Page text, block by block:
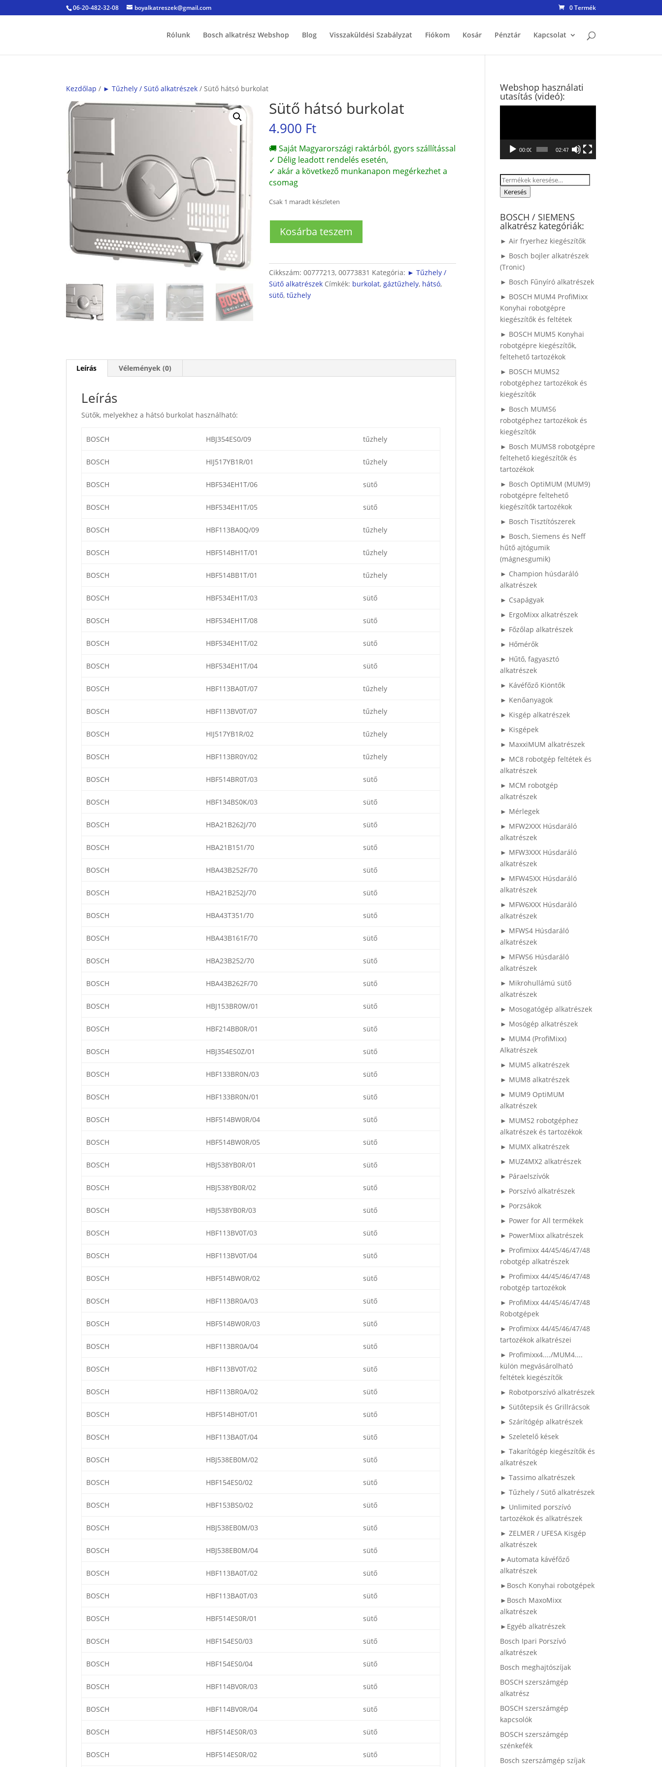
06-20-482-32-08 boyalkatreszek@gmail.com 0 Termék
Rólunk Bosch alkatrész Webshop Blog Visszaküldési Szabályzat Fiókom Kosár Pénztár Kapcsolat
Kezdőlap / ► Tűzhely / Sütő alkatrészek / Sütő hátsó burkolat
Sütő hátsó burkolat
4.900 Ft
🚚 Saját Magyarországi raktárból, gyors szállítással
✓ Délig leadott rendelés esetén,
✓ akár a következő munkanapon megérkezhet a
csomag
Csak 1 maradt készleten
hátsóKosárba teszem
Cikkszám:00777213, 00773831 Kategória: ► Tűzhely /
Sütő alkatrészek Címkék: burkolat,gáztűzhely, hátsó,
sütő,tűzhely
Leírás Vélemények (0)
Leírás
Sütők, melyekhez a hátsó burkolat használható:
BOSCH HBJ354ES0/09 tűzhely
BOSCH HIJ517YB1R/01 tűzhely
BOSCH HBF534EH1T/06 sütő
BOSCH HBF534EH1T/05 sütő
BOSCH HBF113BA0Q/09 tűzhely
BOSCH HBF514BH1T/01 tűzhely
BOSCH HBF514BB1T/01 tűzhely
BOSCH HBF534EH1T/03 sütő
BOSCH HBF534EH1T/08 sütő
BOSCH HBF534EH1T/02 sütő
BOSCH HBF534EH1T/04 sütő
BOSCH HBF113BA0T/07 tűzhely
BOSCH HBF113BV0T/07 tűzhely
BOSCH HIJ517YB1R/02 tűzhely
BOSCH HBF113BR0Y/02 tűzhely
BOSCH HBF514BR0T/03 sütő
BOSCH HBF134BS0K/03 sütő
BOSCH HBA21B262J/70 sütő
BOSCH HBA21B151/70 sütő
BOSCH HBA43B252F/70 sütő
BOSCH HBA21B252J/70 sütő
BOSCH HBA43T351/70 sütő
BOSCH HBA43B161F/70 sütő
BOSCH HBA23B252/70 sütő
BOSCH HBA43B262F/70 sütő
BOSCH HBJ153BR0W/01 sütő
BOSCH HBF214BB0R/01 sütő
BOSCH HBJ354ES0Z/01 sütő
BOSCH HBF133BR0N/03 sütő
BOSCH HBF133BR0N/01 sütő
BOSCH HBF514BW0R/04 sütő
BOSCH HBF514BW0R/05 sütő
BOSCH HBJ538YB0R/01 sütő
BOSCH HBJ538YB0R/02 sütő
BOSCH HBJ538YB0R/03 sütő
BOSCH HBF113BV0T/03 sütő
BOSCH HBF113BV0T/04 sütő
BOSCH HBF514BW0R/02 sütő
BOSCH HBF113BR0A/03 sütő
BOSCH HBF514BW0R/03 sütő
BOSCH HBF113BR0A/04 sütő
BOSCH HBF113BV0T/02 sütő
BOSCH HBF113BR0A/02 sütő
BOSCH HBF514BH0T/01 sütő
BOSCH HBF113BA0T/04 sütő
BOSCH HBJ538EB0M/02 sütő
BOSCH HBF154ES0/02 sütő
BOSCH HBF153BS0/02 sütő
BOSCH HBJ538EB0M/03 sütő
BOSCH HBJ538EB0M/04 sütő
BOSCH HBF113BA0T/02 sütő
BOSCH HBF113BA0T/03 sütő
BOSCH HBF514ES0R/01 sütő
BOSCH HBF154ES0/03 sütő
BOSCH HBF154ES0/04 sütő
BOSCH HBF114BV0R/03 sütő
BOSCH HBF114BV0R/04 sütő
BOSCH HBF514ES0R/03 sütő
BOSCH HBF514ES0R/02 sütő
Webshop használati
utasítás (videó):
00:00 02:47
Keresés
Keresés
BOSCH / SIEMENS
alkatrész kategóriák:
► Air fryerhez kiegészítők
► Bosch bojler alkatrészek
(Tronic)
► Bosch Fűnyíró alkatrészek
► BOSCH MUM4 ProfiMixx
Konyhai robotgépre
kiegészítők és feltétek
► BOSCH MUM5 Konyhai
robotgépre kiegészítők,
feltehető tartozékok
► BOSCH MUMS2
robotgéphez tartozékok és
kiegészítők
► Bosch MUMS6
robotgéphez tartozékok és
kiegészítők
► Bosch MUMS8 robotgépre
feltehető kiegészítők és
tartozékok
► Bosch OptiMUM (MUM9)
robotgépre feltehető
kiegészítők tartozékok
► Bosch Tisztítószerek
► Bosch, Siemens és Neff
hűtő ajtógumik
(mágnesgumik)
► Champion húsdaráló
alkatrészek
► Csapágyak
► ErgoMixx alkatrészek
► Főzőlap alkatrészek
► Hőmérők
► Hűtő, fagyasztó
alkatrészek
► Kávéfőző Kiöntők
► Kenőanyagok
► Kisgép alkatrészek
► Kisgépek
► MaxxiMUM alkatrészek
► MC8 robotgép feltétek és
alkatrészek
► MCM robotgép
alkatrészek
► Mérlegek
► MFW2XXX Húsdaráló
alkatrészek
► MFW3XXX Húsdaráló
alkatrészek
► MFW45XX Húsdaráló
alkatrészek
► MFW6XXX Húsdaráló
alkatrészek
► MFWS4 Húsdaráló
alkatrészek
► MFWS6 Húsdaráló
alkatrészek
► Mikrohullámú sütő
alkatrészek
► Mosogatógép alkatrészek
► Mosógép alkatrészek
► MUM4 (ProfiMixx)
Alkatrészek
► MUM5 alkatrészek
► MUM8 alkatrészek
► MUM9 OptiMUM
alkatrészek
► MUMS2 robotgéphez
alkatrészek és tartozékok
► MUMX alkatrészek
► MUZ4MX2 alkatrészek
► Páraelszívók
► Porszívó alkatrészek
► Porzsákok
► Power for All termékek
► PowerMixx alkatrészek
► Profimixx 44/45/46/47/48
robotgép alkatrészek
► Profimixx 44/45/46/47/48
robotgép tartozékok
► ProfiMixx 44/45/46/47/48
Robotgépek
► Profimixx 44/45/46/47/48
tartozékok alkatrészei
► Profimixx4..../MUM4....
külön megvásárolható
feltétek kiegészítők
► Robotporszívó alkatrészek
► Sütőtepsik és Grillrácsok
► Szárítógép alkatrészek
► Szeletelő kések
► Takarítógép kiegészítők és
alkatrészek
► Tassimo alkatrészek
► Tűzhely / Sütő alkatrészek
► Unlimited porszívó
tartozékok és alkatrészek
► ZELMER / UFESA Kisgép
alkatrészek
►Automata kávéfőző
alkatrészek
►Bosch Konyhai robotgépek
►Bosch MaxoMixx
alkatrészek
►Egyéb alkatrészek
Bosch Ipari Porszívó
alkatrészek
Bosch meghajtószíjak
BOSCH szerszámgép
alkatrész
BOSCH szerszámgép
kapcsolók
BOSCH szerszámgép
szénkefék
Bosch szerszámgép szíjak